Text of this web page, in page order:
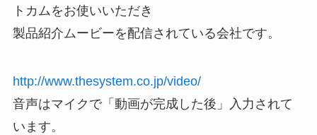
トカムをお使いいただき
製品紹介ムービーを配信されている会社です。
http://www.thesystem.co.jp/video/
音声はマイクで「動画が完成した後」入力されて
います。